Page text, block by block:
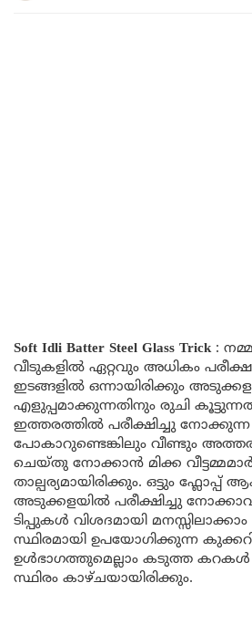
Soft Idli Batter Steel Glass Trick:
വീടുകളിൽ ഏറ്റവും അധികം
ഇടങ്ങളിൽ ഒന്നായിരിക്കും
എളുപ്പമാക്കുന്നതിനും രുചി
ഇത്തരത്തിൽ പരീക്ഷിച്ചു നോക്കുന്ന
പോകാറുണ്ടെങ്കിലും വീണ്ടും
ചെയ്തു നോക്കാൻ മിക്ക
താല്പര്യമായിരിക്കും. ഒട്ടും ഫ്ലോപ്പ്
അടുക്കളയിൽ പരീക്ഷിച്ചു
ടിപ്പുകൾ വിശദമായി
സ്ഥിരമായി ഉപയോഗിക്കുന്ന
ഉൾഭാഗത്തുമെല്ലാം കടുത്ത കറകൾ
സ്ഥിരം കാഴ്ചയായിരിക്കും.